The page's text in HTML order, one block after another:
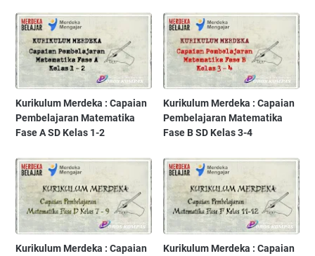
Kurikulum Merdeka : Capaian
Pembelajaran Matematika
Fase A SD Kelas 1-2
Kurikulum Merdeka : Capaian
Pembelajaran Matematika
Fase B SD Kelas 3-4
Kurikulum Merdeka : Capaian
Kurikulum Merdeka : Capaian